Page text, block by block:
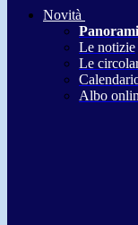
Novità
Le notizie
Le
Albo